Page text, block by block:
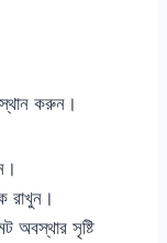
করুন।
রাখুন।
অবস্থার সৃষ্টি